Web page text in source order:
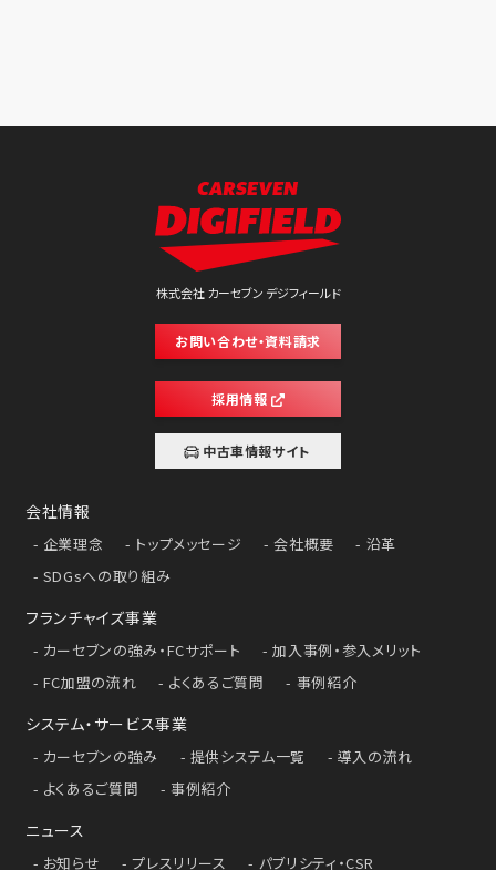
株式会社 カーセブン デジフィールド
お問い合わせ・資料請求
採用情報
中古車情報サイト
会社情報
企業理念 トップメッセージ 会社概要
沿革
SDGsへの取り組み
フランチャイズ事業
カーセブンの強み・FCサポート
加入事例・参入メリット
FC加盟の流れ
よくあるご質問 事例紹介
システム・サービス事業
カーセブンの強み 提供システム一覧
導入の流れ
よくあるご質問
事例紹介
ニュース
お知らせ プレスリリース パブリシティ・CSR